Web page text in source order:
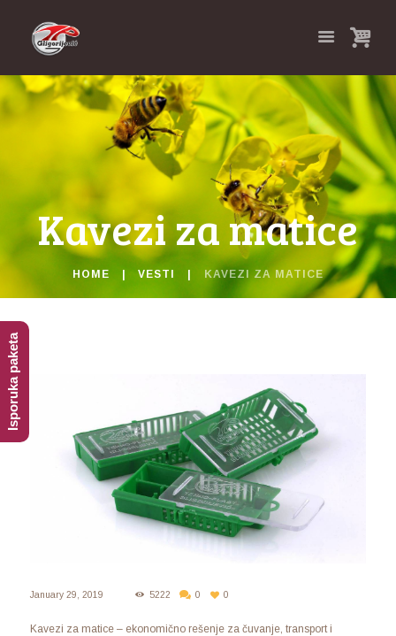
Kavezi za matice
HOME VESTI KAVEZI ZA MATICE
January 29, 2019 5222 0 0
Kavezi za matice – ekonomično rešenje za čuvanje, transport i
Isporuka paketa